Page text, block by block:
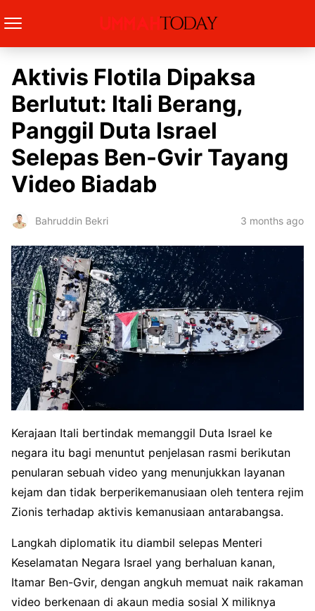
Aktivis Flotila Dipaksa
Berlutut: Itali Berang,
Panggil Duta Israel
Selepas Ben-Gvir Tayang
Video Biadab
Bahruddin Bekri 3 months ago
Kerajaan Itali bertindak memanggil Duta Israel ke
negara itu bagi menuntut penjelasan rasmi berikutan
penularan sebuah video yang menunjukkan layanan
kejam dan tidak berperikemanusiaan oleh tentera rejim
Zionis terhadap aktivis kemanusiaan antarabangsa.
Langkah diplomatik itu diambil selepas Menteri
Keselamatan Negara Israel yang berhaluan kanan,
Itamar Ben-Gvir, dengan angkuh memuat naik rakaman
video berkenaan di akaun media sosial X miliknya